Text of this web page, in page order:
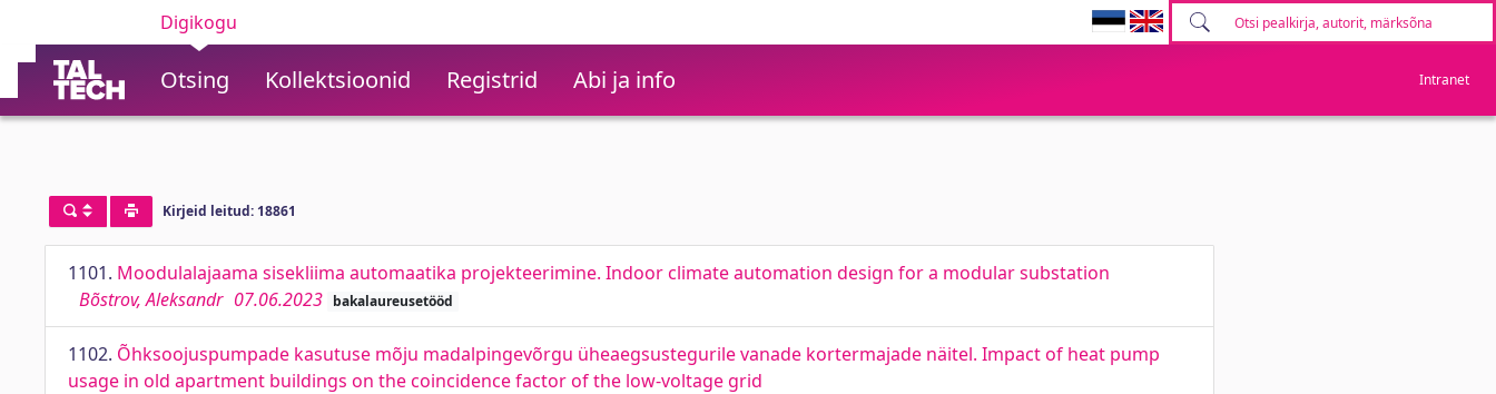
Digikogu
Otsing Kollektsioonid Registrid Abi ja info Intranet
Kirjeid leitud: 18861
1101. Moodulalajaama sisekliima automaatika projekteerimine. Indoor climate automation design for a modular substation
Bõstrov, Aleksandr 07.06.2023 bakalaureusetööd
1102. Õhksoojuspumpade kasutuse mõju madalpingevõrgu üheaegsustegurile vanade kortermajade näitel. Impact of heat pump
usage in old apartment buildings on the coincidence factor of the low-voltage grid